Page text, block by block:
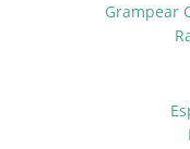
Grampear